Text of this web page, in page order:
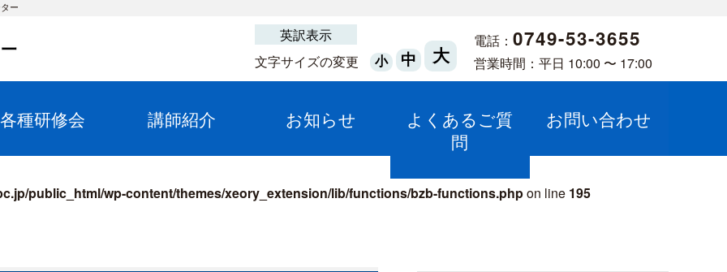
ー
電話： 0749-53-3655
営業時間：平日 10:00 〜 17:00
英訳表示
文字サイズの変更
小 中 大
各種研修会 講師紹介 お知らせ
よくあるご質
問
お問い合わせ
public_html/wp-content/themes/xeory_extension/lib/functions/bzb-functions.phpon line 195